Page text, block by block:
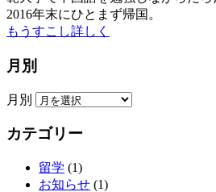
2016年末にひとまず帰国。
もうすこし詳しく
月別
月別
カテゴリー
留学 (1)
お知らせ (1)